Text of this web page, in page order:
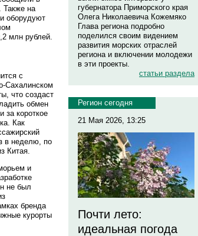
Также на
оборудуют
млн рублей.
с
Сахалинском
что создаст
обмен
за короткое
Как
в неделю, по
Китая.
и
не был
бренда
курорты
губернатора Приморского края
Олега Николаевича Кожемяко
Глава региона подробно
поделился своим видением
развития морских отраслей
региона и включении молодежи
в эти проекты.
статьи раздела
Регион сегодня
21 Мая 2026, 13:25
Почти лето:
идеальная погода